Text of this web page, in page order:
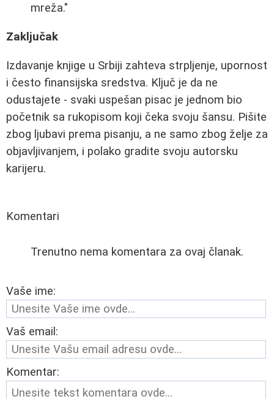
mreža."
Zaključak
Izdavanje knjige u Srbiji zahteva strpljenje, upornost
i često finansijska sredstva. Ključ je da ne
odustajete - svaki uspešan pisac je jednom bio
početnik sa rukopisom koji čeka svoju šansu. Pišite
zbog ljubavi prema pisanju, a ne samo zbog želje za
objavljivanjem, i polako gradite svoju autorsku
karijeru.
Komentari
Trenutno nema komentara za ovaj članak.
Vaše ime:
Vaš email:
Komentar: